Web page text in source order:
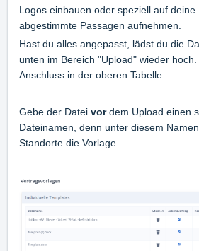
Logos einbauen oder speziell auf
abgestimmte Passagen aufnehmen.
Hast du alles angepasst, lädst du die
unten im Bereich "Upload" wieder
Anschluss in der oberen Tabelle.
Gebe der Datei vordem Upload einen
Dateinamen, denn unter diesem
Standorte die Vorlage.